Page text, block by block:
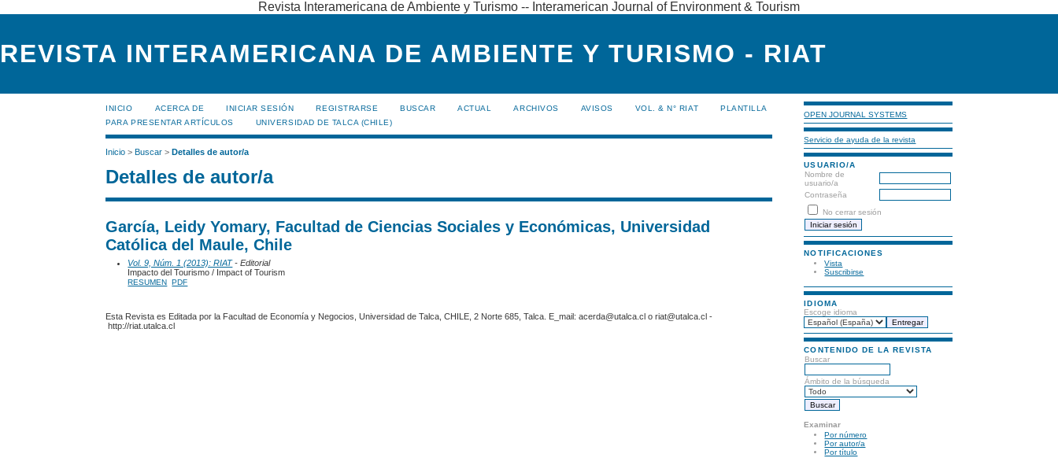
Revista Interamericana de Ambiente y Turismo -- Interamerican Journal of Environment & Tourism
REVISTA INTERAMERICANA DE AMBIENTE Y TURISMO - RIAT
OPEN JOURNAL SYSTEMS
Servicio de ayuda de la revista
USUARIO/A
Nombre de
usuario/a
Contraseña
No cerrar sesión
NOTIFICACIONES
Vista
Suscribirse
IDIOMA
Escoge idioma
CONTENIDO DE LA REVISTA
Buscar
Ámbito de la búsqueda
Examinar
Por número
Por autor/a
Por título
INICIO ACERCA DE INICIAR SESIÓN REGISTRARSE BUSCAR ACTUAL ARCHIVOS AVISOS VOL. & N° RIAT
PLANTILLA
PARA PRESENTAR ARTÍCULOS
UNIVERSIDAD DE TALCA (CHILE)
Inicio >Buscar >Detalles de autor/a
Detalles de autor/a
García, Leidy Yomary, Facultad de Ciencias Sociales y Económicas, Universidad
Católica del Maule, Chile
Vol. 9, Núm. 1 (2013): RIAT- Editorial
Impacto del Tourismo / Impact of Tourism
RESUMEN PDF
Esta Revista es Editada por la Facultad de Economía y Negocios, Universidad de Talca, CHILE, 2 Norte 685, Talca. E_mail: acerda@utalca.cl o riat@utalca.cl -
http://riat.utalca.cl